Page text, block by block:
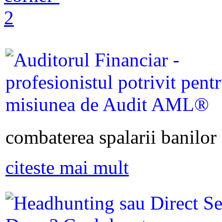
combaterea spalarii
citeste mai mult